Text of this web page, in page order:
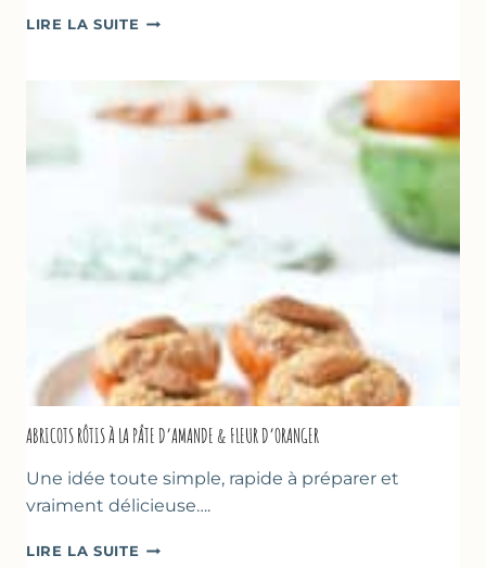
LIRE LA SUITE CAKE
COURGETTE,
HUILE
D’OLIVE
ABRICOTS RÔTIS À LA PÂTE D’AMANDE & FLEUR D’ORANGER
Une idée toute simple, rapide à préparer et
vraiment délicieuse….
LIRE LA SUITE ABRICOTS